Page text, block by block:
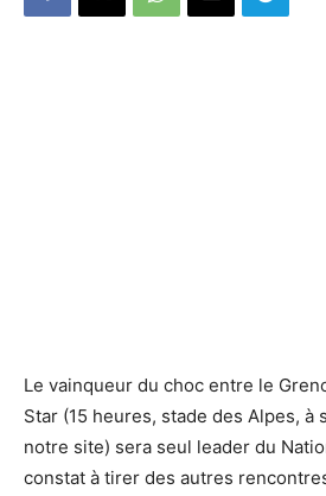
Le vainqueur du choc entre le
Star (15 heures, stade des Alpes,
notre site) sera seul leader du
constat à tirer des autres